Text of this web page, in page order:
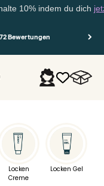
10% indem du dichjetzt
Bewertungen
Anmelden
Locken
Creme
Locken Gel